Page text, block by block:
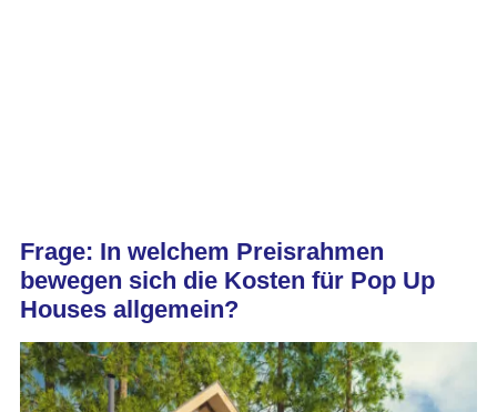
Frage: In welchem Preisrahmen
bewegen sich die Kosten für Pop Up
Houses allgemein?